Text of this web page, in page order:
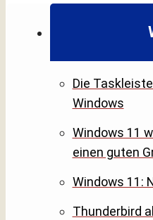
Die
Windows
Windows 11
einen guten
Windows 11:
Thunderbird